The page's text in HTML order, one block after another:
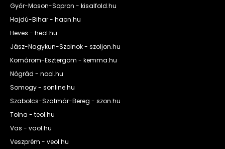
Győr-Moson-Sopron - kisalfold.hu
Hajdú-Bihar - haon.hu
Heves - heol.hu
Jász-Nagykun-Szolnok - szoljon.hu
Komárom-Esztergom - kemma.hu
Nógrád - nool.hu
Somogy - sonline.hu
Szabolcs-Szatmár-Bereg - szon.hu
Tolna - teol.hu
Vas - vaol.hu
Veszprém - veol.hu